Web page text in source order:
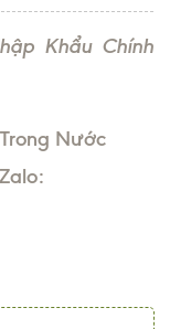
Khẩu Chính
Nước